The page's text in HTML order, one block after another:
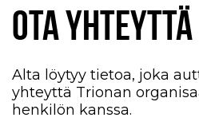
OTA YHTEYTTÄ
Alta löytyy tietoa, joka
yhteyttä Trionan
henkilön kanssa.